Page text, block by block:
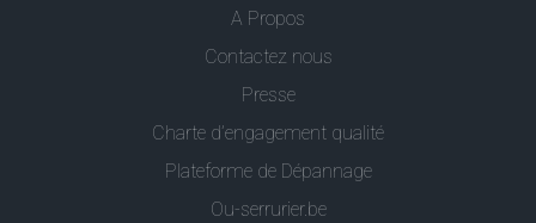
A Propos
Contactez nous
Presse
Charte d’engagement qualité
Plateforme de Dépannage
Ou-serrurier.be